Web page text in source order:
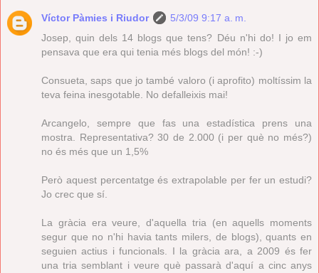
Víctor Pàmies i Riudor
5/3/09 9:17 a. m.
Josep, quin dels 14 blogs que tens? Déu n'hi do! I jo em
pensava que era qui tenia més blogs del món! :-)
Consueta, saps que jo també valoro (i aprofito) moltíssim la
teva feina inesgotable. No defalleixis mai!
Arcangelo, sempre que fas una estadística prens una
mostra. Representativa? 30 de 2.000 (i per què no més?)
no és més que un 1,5%
Però aquest percentatge és extrapolable per fer un estudi?
Jo crec que sí.
La gràcia era veure, d'aquella tria (en aquells moments
segur que no n'hi havia tants milers, de blogs), quants en
seguien actius i funcionals. I la gràcia ara, a 2009 és fer
una tria semblant i veure què passarà d'aquí a cinc anys